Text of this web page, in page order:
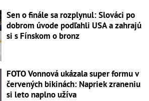
Sen o finále sa rozplynul: Slováci po
dobrom úvode podľahli USA a zahrajú
si s Fínskom o bronz
FOTO Vonnová ukázala super formu v
červených bikinách: Napriek zraneniu
si leto naplno užíva